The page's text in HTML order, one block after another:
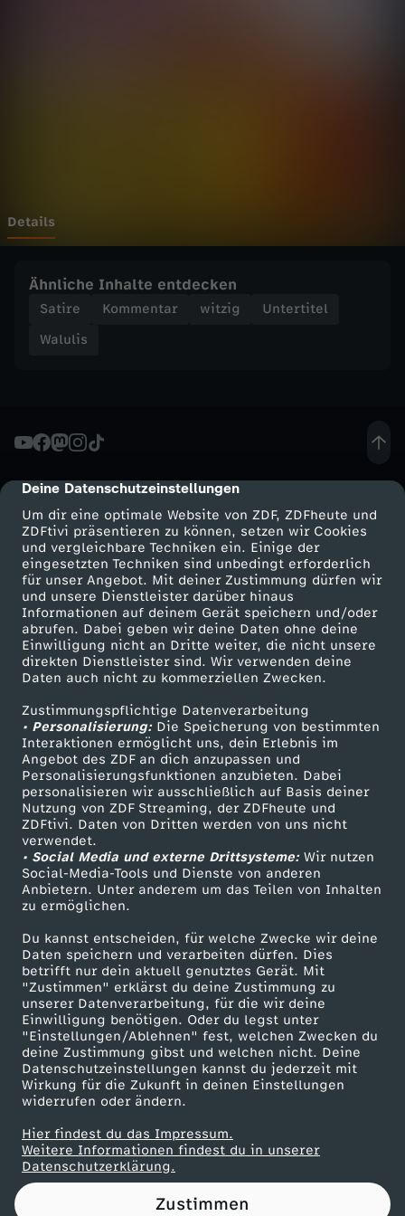
cmp-dialog-description
Deine Datenschutzeinstellungen
Um dir eine optimale Website von ZDF, ZDFheute und
ZDFtivi präsentieren zu können, setzen wir Cookies
und vergleichbare Techniken ein. Einige der
eingesetzten Techniken sind unbedingt erforderlich
für unser Angebot. Mit deiner Zustimmung dürfen wir
und unsere Dienstleister darüber hinaus
Informationen auf deinem Gerät speichern und/oder
abrufen. Dabei geben wir deine Daten ohne deine
Einwilligung nicht an Dritte weiter, die nicht unsere
direkten Dienstleister sind. Wir verwenden deine
Daten auch nicht zu kommerziellen Zwecken.
Zustimmungspflichtige Datenverarbeitung
• Personalisierung:Die Speicherung von bestimmten
Interaktionen ermöglicht uns, dein Erlebnis im
Angebot des ZDF an dich anzupassen und
Personalisierungsfunktionen anzubieten. Dabei
personalisieren wir ausschließlich auf Basis deiner
Nutzung von ZDF Streaming, der ZDFheute und
ZDFtivi. Daten von Dritten werden von uns nicht
verwendet.
• Social Media und externe Drittsysteme:Wir nutzen
Social-Media-Tools und Dienste von anderen
Anbietern. Unter anderem um das Teilen von Inhalten
zu ermöglichen.
Du kannst entscheiden, für welche Zwecke wir deine
Daten speichern und verarbeiten dürfen. Dies
betrifft nur dein aktuell genutztes Gerät. Mit
"Zustimmen" erklärst du deine Zustimmung zu
unserer Datenverarbeitung, für die wir deine
Einwilligung benötigen. Oder du legst unter
"Einstellungen/Ablehnen" fest, welchen Zwecken du
deine Zustimmung gibst und welchen nicht. Deine
Datenschutzeinstellungen kannst du jederzeit mit
Wirkung für die Zukunft in deinen Einstellungen
widerrufen oder ändern.
Hier findest du das Impressum.
Weitere Informationen findest du in unserer
Datenschutzerklärung.
Zustimmen
e
m
d
e
r
:
D
a
r
u
m
l
i
e
b
e
n
w
i
r
Details
Ähnliche Inhalte entdecken
Satire Kommentar witzig
Untertitel
Walulis
Mehr ZDF
ZDF-Apps
Smart TV
ZDFtext
Livestreams
Sendungen A-Z
TV-Programm
Service
ZDFmitreden
Kontakt zum ZDF
Tickets
Zuschauerservice
Hilfe
ZDF Unternehmen
Karriere
ZDF goes Schule
Werbefernsehen
Mainzelmännchen
Partner